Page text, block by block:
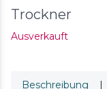
Trockner
Ausverkauft
Beschreibung |